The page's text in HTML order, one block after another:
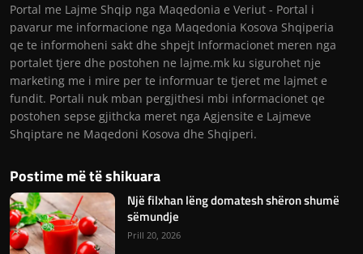
Portal me Lajme Shqip nga Maqedonia e Veriut - Portal i
pavarur me informacione nga Maqedonia Kosova Shqiperia
qe te informoheni sakt dhe shpejt Informacionet meren nga
portalet tjere dhe postohen ne lajme.mk ku sigurohet nje
marketing me i mire per te informuar te tjeret me lajmet e
fundit. Portali nuk mban pergjithesi mbi informacionet qe
postohen sepse gjithcka meret nga Agjensite e Lajmeve
Shqiptare ne Maqedoni Kosova dhe Shqiperi.
Postime më të shikuara
Një filxhan lëng domatesh shëron shumë
sëmundje
Prill 20, 2026